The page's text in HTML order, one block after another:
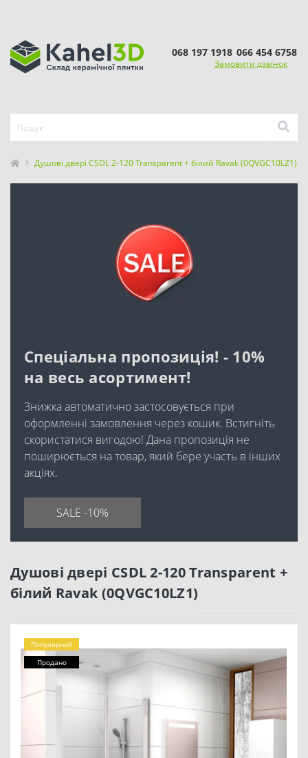
068 197 1918 066 454 6758
Замовити дзвінок
Душові двері CSDL 2-120 Transparent + білий Ravak (0QVGC10LZ1)
Спеціальна пропозиція! - 10%
на весь асортимент!
Знижка автоматично застосовується при
оформленні замовлення через кошик. Встигніть
скористатися вигодою! Дана пропозиція не
поширюється на товар, який бере участь в інших
акціях.
SALE -10%
Душові двері CSDL 2-120 Transparent +
білий Ravak (0QVGC10LZ1)
Популярний
Продано